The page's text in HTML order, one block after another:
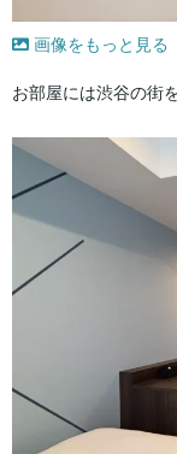
画像をもっと見る
お部屋には渋谷の街